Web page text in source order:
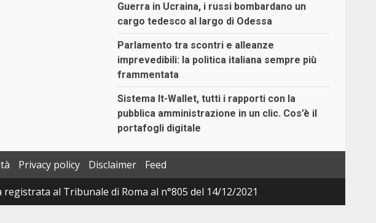
Guerra in Ucraina, i russi bombardano un
cargo tedesco al largo di Odessa
Parlamento tra scontri e alleanze
imprevedibili: la politica italiana sempre più
frammentata
Sistema It-Wallet, tutti i rapporti con la
pubblica amministrazione in un clic. Cos’è il
portafogli digitale
Privacy policy Disclaimer
Feed
al Tribunale di Roma al n°805 del 14/12/2021